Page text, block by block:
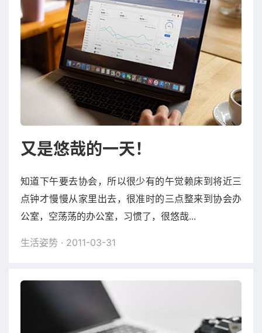
又是悠哉的一天！
知道下午要去协会，所以很少有的午觉赖床到将近三
点钟才慢慢从家里出去，很准时的三点整来到协会办
公室，空荡荡的办公室，习惯了，很悠哉...
生活姿势 · 2011-03-31